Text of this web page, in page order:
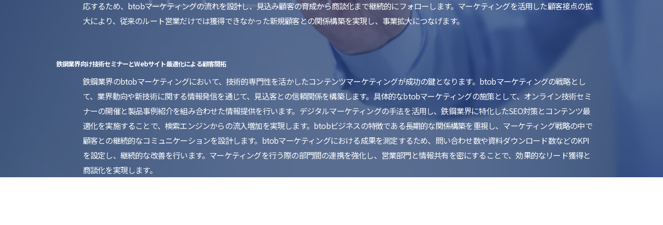
応するため、btobマーケティングの流れを設計し、見込み顧客の育成から商談化まで継続的にフォローします。マーケティングを活用した顧客接点の拡
大により、従来のルート営業だけでは獲得できなかった新規顧客との関係構築を実現し、事業拡大につなげます。
鉄鋼業界向け技術セミナーとWebサイト最適化による顧客開拓
鉄鋼業界のbtobマーケティングにおいて、技術的専門性を活かしたコンテンツマーケティングが成功の鍵となります。btobマーケティングの戦略とし
て、業界動向や新技術に関する情報発信を通じて、見込客との信頼関係を構築します。具体的なbtobマーケティングの施策として、オンライン技術セミ
ナーの開催と製品事例紹介を組み合わせた情報提供を行います。デジタルマーケティングの手法を活用し、鉄鋼業界に特化したSEO対策とコンテンツ最
適化を実施することで、検索エンジンからの流入増加を実現します。btobビジネスの特徴である長期的な関係構築を重視し、マーケティング戦略の中で
顧客との継続的なコミュニケーションを設計します。btobマーケティングにおける成果を測定するため、問い合わせ数や資料ダウンロード数などのKPI
を設定し、継続的な改善を行います。マーケティングを行う際の部門間の連携を強化し、営業部門と情報共有を密にすることで、効果的なリード獲得と
商談化を実現します。